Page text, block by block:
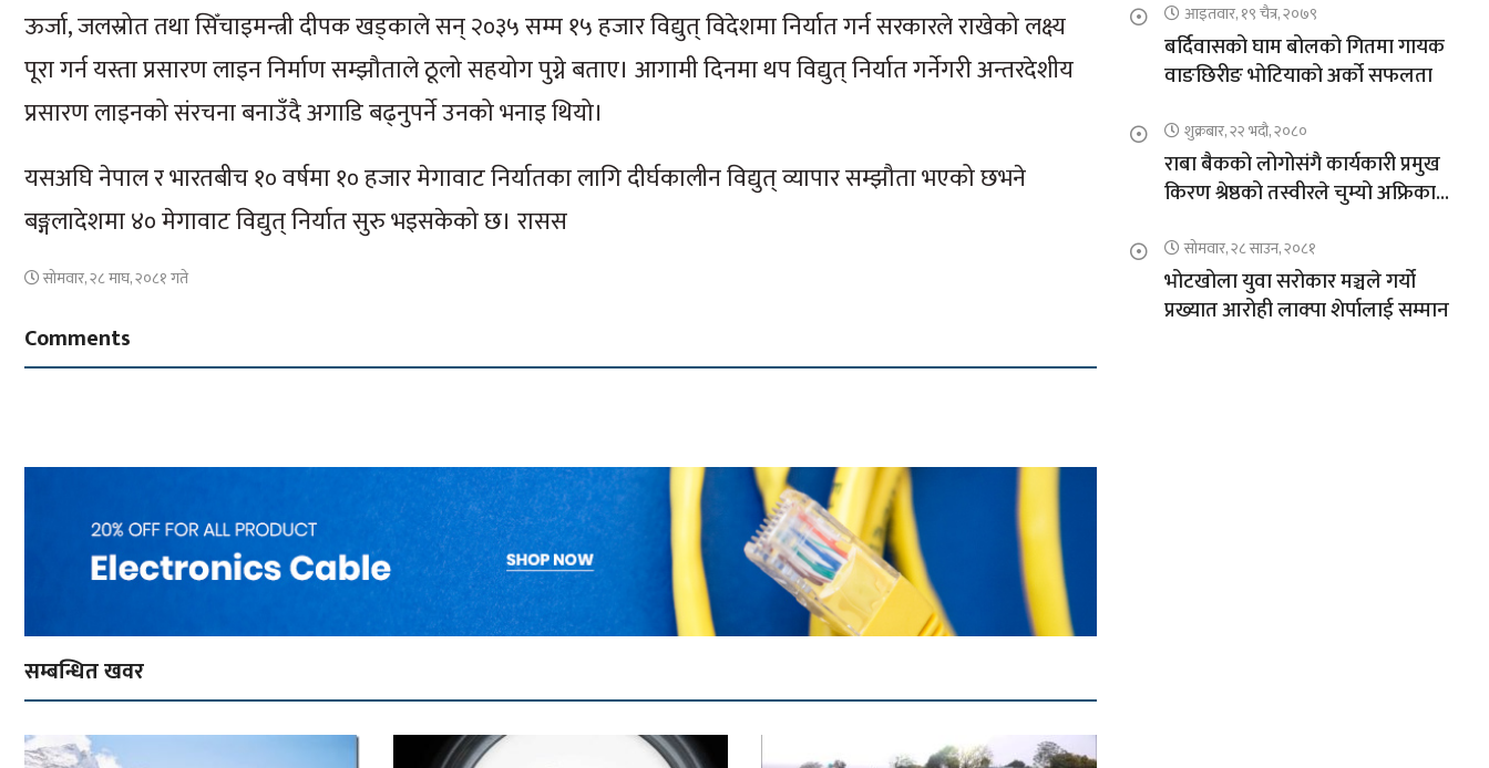
ऊर्जा, जलस्रोत तथा सिँचाइमन्त्री दीपक खड्काले सन् २०३५ सम्म १५ हजार विद्युत् विदेशमा निर्यात गर्न सरकारले राखेको लक्ष्य
पूरा गर्न यस्ता प्रसारण लाइन निर्माण सम्झौताले ठूलो सहयोग पुग्ने बताए। आगामी दिनमा थप विद्युत् निर्यात गर्नेगरी अन्तरदेशीय
प्रसारण लाइनको संरचना बनाउँदै अगाडि बढ्नुपर्ने उनको भनाइ थियो।
यसअघि नेपाल र भारतबीच १० वर्षमा १० हजार मेगावाट निर्यातका लागि दीर्घकालीन विद्युत् व्यापार सम्झौता भएको छभने
बङ्गलादेशमा ४० मेगावाट विद्युत् निर्यात सुरु भइसकेको छ। रासस
सोमवार, २८ माघ, २०८१ गते
Comments
सम्बन्धित खवर
आइतवार, १९ चैत्र, २०७९
बर्दिवासको घाम बोलको गितमा गायक
वाङछिरीङ भोटियाको अर्को सफलता
शुक्रबार, २२ भदौ, २०८०
राबा बैकको लोगोसंगै कार्यकारी प्रमुख
किरण श्रेष्ठको तस्वीरले चुम्यो अफ्रिकाको
सोमवार, २८ साउन, २०८१
भोटखोला युवा सरोकार मञ्चले गर्यो
प्रख्यात आरोही लाक्पा शेर्पालाई सम्मान